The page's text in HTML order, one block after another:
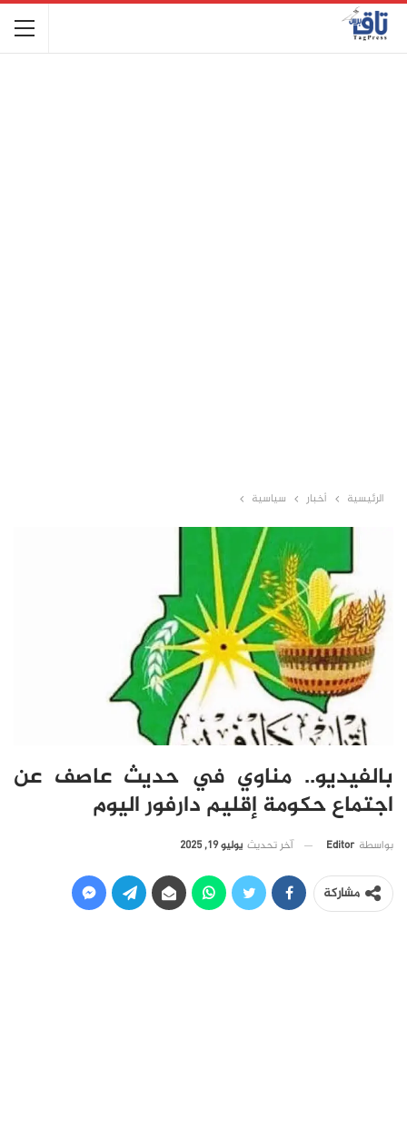
الرئيسية أخبار سياسية
بالفيديو.. مناوي في حديث عاصف عن
اجتماع حكومة إقليم دارفور اليوم
بواسطة Editor آخر تحديث يوليو 19, 2025
مشاركة